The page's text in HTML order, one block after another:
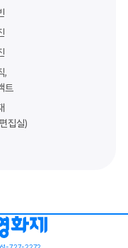
,
트
집실)